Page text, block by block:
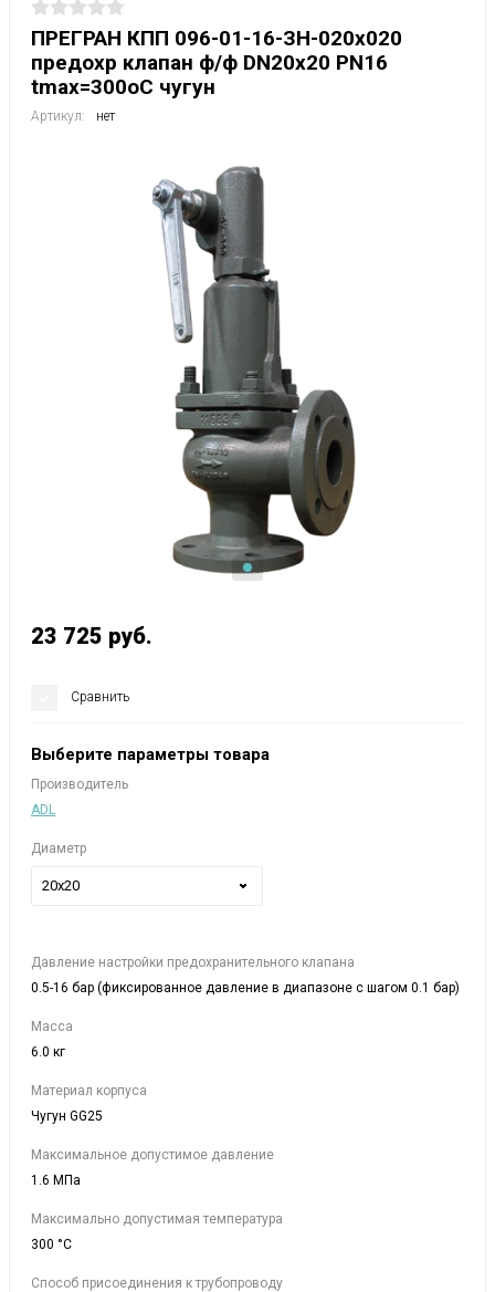
ПРЕГРАН КПП 096-01-16-ЗН-020x020
предохр клапан ф/ф DN20х20 PN16
tmax=300oC чугун
Артикул: нет
23 725 руб.
Сравнить
Выберите параметры товара
Производитель
ADL
Диаметр
20х20
Давление настройки предохранительного клапана
0.5-16 бар (фиксированное давление в диапазоне с шагом 0.1 бар)
Масса
6.0 кг
Материал корпуса
Чугун GG25
Максимальное допустимое давление
1.6 МПа
Максимально допустимая температура
300 °C
Способ присоединения к трубопроводу